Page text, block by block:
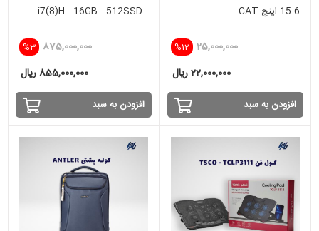
15.6 اینچ CAT
%12 25,000,000
22,000,000 ریال
افزودن به سبد
i7(8)H - 16GB - 512SSD -
%3 875,000,000
855,000,000 ریال
افزودن به سبد